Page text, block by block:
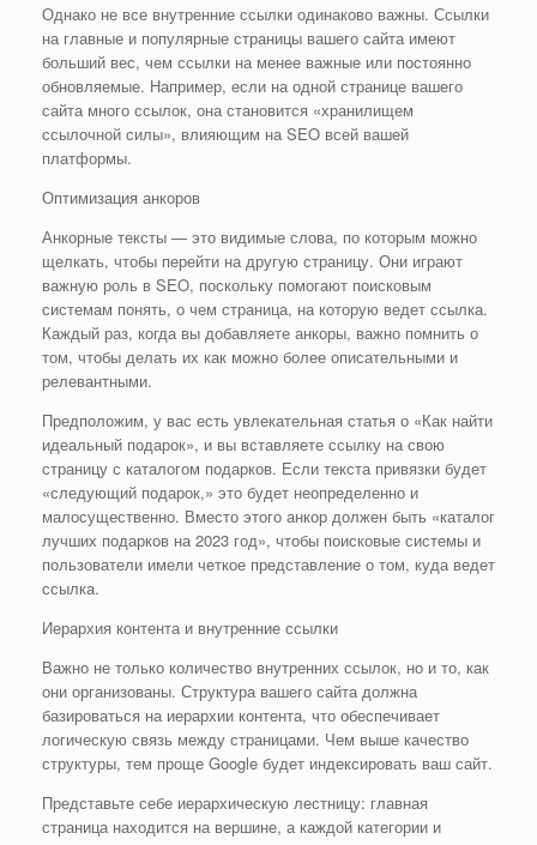
Однако не все внутренние ссылки одинаково важны. Ссылки
на главные и популярные страницы вашего сайта имеют
больший вес, чем ссылки на менее важные или постоянно
обновляемые. Например, если на одной странице вашего
сайта много ссылок, она становится «хранилищем
ссылочной силы», влияющим на SEO всей вашей
платформы.
Оптимизация анкоров
Анкорные тексты — это видимые слова, по которым можно
щелкать, чтобы перейти на другую страницу. Они играют
важную роль в SEO, поскольку помогают поисковым
системам понять, о чем страница, на которую ведет ссылка.
Каждый раз, когда вы добавляете анкоры, важно помнить о
том, чтобы делать их как можно более описательными и
релевантными.
Предположим, у вас есть увлекательная статья о «Как найти
идеальный подарок», и вы вставляете ссылку на свою
страницу с каталогом подарков. Если текста привязки будет
«следующий подарок,» это будет неопределенно и
малосущественно. Вместо этого анкор должен быть «каталог
лучших подарков на 2023 год», чтобы поисковые системы и
пользователи имели четкое представление о том, куда ведет
ссылка.
Иерархия контента и внутренние ссылки
Важно не только количество внутренних ссылок, но и то, как
они организованы. Структура вашего сайта должна
базироваться на иерархии контента, что обеспечивает
логическую связь между страницами. Чем выше качество
структуры, тем проще Google будет индексировать ваш сайт.
Представьте себе иерархическую лестницу: главная
страница находится на вершине, а каждой категории и